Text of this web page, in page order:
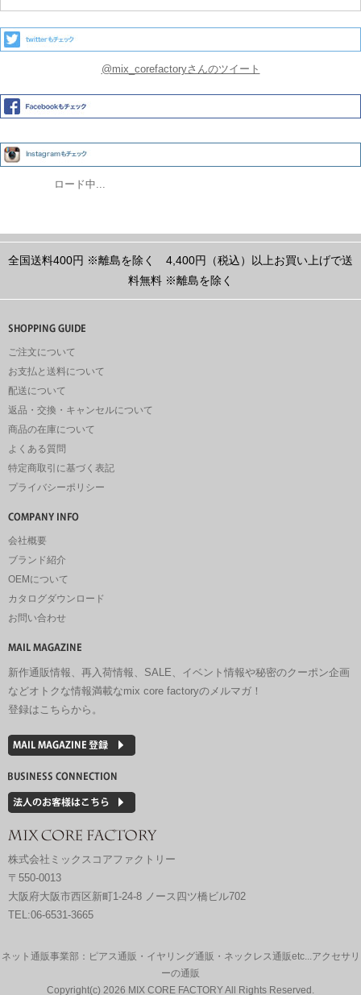
@mix_corefactoryさんのツイート
ロード中...
全国送料400円 ※離島を除く
4,400円（税込）以上お買い上げで送
料無料 ※離島を除く
ご注文について
お支払と送料について
配送について
返品・交換・キャンセルについて
商品の在庫について
よくある質問
特定商取引に基づく表記
プライバシーポリシー
会社概要
ブランド紹介
OEMについて
カタログダウンロード
お問い合わせ
新作通販情報、再入荷情報、SALE、イベント情報や秘密のクーポン企画
などオトクな情報満載なmix core factoryのメルマガ！
登録はこちらから。
株式会社ミックスコアファクトリー
〒550-0013
大阪府大阪市西区新町1-24-8 ノース四ツ橋ビル702
TEL:06-6531-3665
ネット通販事業部：ピアス通販・イヤリング通販・ネックレス通販etc...アクセサリ
ーの通販
Copyright(c) 2026 MIX CORE FACTORY All Rights Reserved.